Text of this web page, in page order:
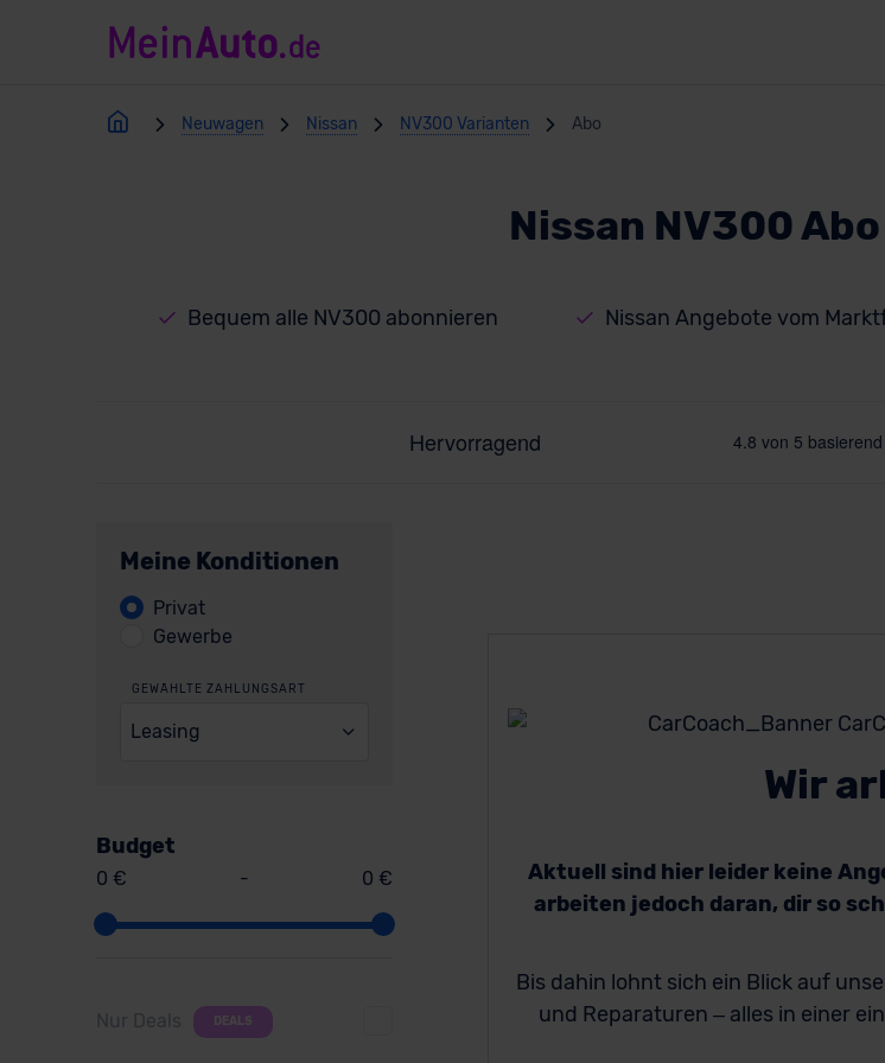
Neuwagen Nissan NV300 Varianten Abo
Nissan NV300
Bequem alle NV300 abonnieren Nissan Angebote vom
Meine Konditionen
Privat
Gewerbe
GEWÄHLTE ZAHLUNGSART
Leasing
Budget
0 € - 0 €
Nur Deals DEALS
Wir
Aktuell sind hier leider keine
arbeiten jedoch daran, dir so
Bis dahin lohnt sich ein Blick auf
und Reparaturen – alles in einer